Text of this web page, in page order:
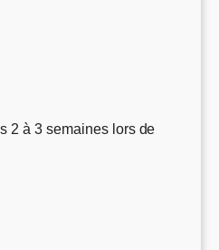
2 à 3 semaines lors de